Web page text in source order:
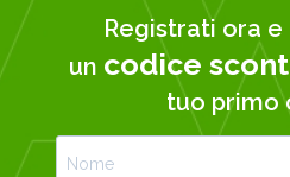
Registrati ora
un codice
tuo primo